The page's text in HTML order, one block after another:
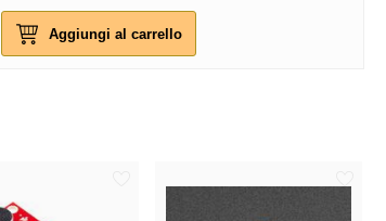
Aggiungi al carrello